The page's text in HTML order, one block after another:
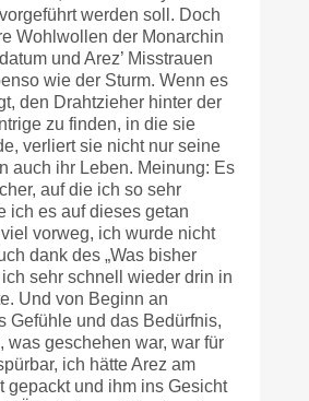
werden soll. Doch
Wohlwollen der Monarchin
und Arez’ Misstrauen
wie der Sturm. Wenn es
den Drahtzieher hinter der
zu finden, in die sie
verliert sie nicht nur seine
auch ihr Leben. Meinung: Es
auf die ich so sehr
ich es auf dieses getan
vorweg, ich wurde nicht
dank des „Was bisher
sehr schnell wieder drin in
Und von Beginn an
Gefühle und das Bedürfnis,
was geschehen war, war für
ich hätte Arez am
gepackt und ihm ins Gesicht